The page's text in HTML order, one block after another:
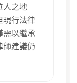
人之地
現行法律
需以繼承
師建議仍